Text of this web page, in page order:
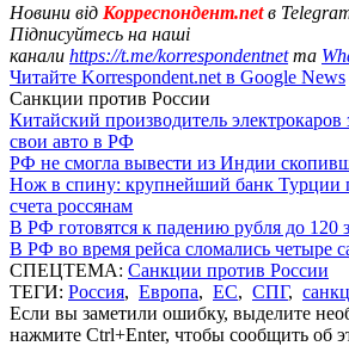
Новини від Корреспондент.netв
Підписуйтесь на наші
канали https://t.me/korrespondentnetта
Читайте Korrespondent.net в Google News
Санкции против России
Китайский производитель электрокаров
свои авто в РФ
РФ не смогла вывести из Индии
Нож в спину: крупнейший банк Турции
счета россянам
В РФ готовятся к падению рубля до 120
В РФ во время рейса сломались четыре
СПЕЦТЕМА: Санкции против России
ТЕГИ: Россия, Европа, ЕС, СПГ,
Если вы заметили ошибку, выделите
нажмите Ctrl+Enter, чтобы сообщить об